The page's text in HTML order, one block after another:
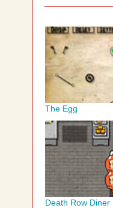
The Egg
Death Row Diner